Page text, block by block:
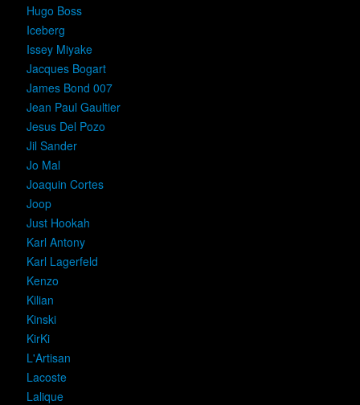
Hugo Boss
Iceberg
Issey Miyake
Jacques Bogart
James Bond 007
Jean Paul Gaultier
Jesus Del Pozo
Jil Sander
Jo Mal
Joaquin Cortes
Joop
Just Hookah
Karl Antony
Karl Lagerfeld
Kenzo
Kilian
Kinski
KirKi
L'Artisan
Lacoste
Lalique